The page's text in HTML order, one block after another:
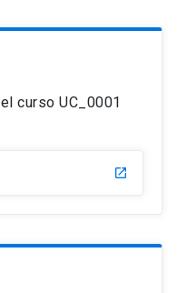
curso UC_0001
launch